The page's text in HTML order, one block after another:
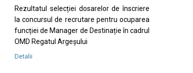
Rezultatul selecției dosarelor de înscriere
la concursul de recrutare pentru ocuparea
funcției de Manager de Destinație în cadrul
OMD Regatul Argeșului
Detalii